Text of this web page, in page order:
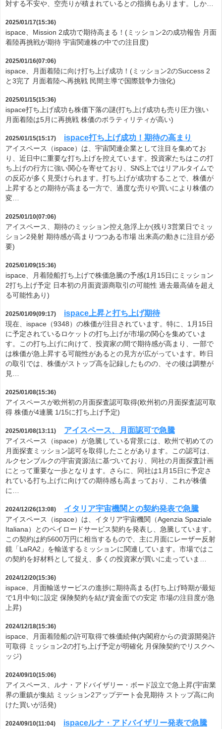
対する不安や、空売りが積まれているとの指摘もあります。しか…
2025/01/17(15:36)
ispace、Mission 2成功で期待高まる！(ミッション2の成功報告 月面
着陸再挑戦が期待 宇宙関連株の中での注目度)
2025/01/16(07:06)
ispace、月面着陸に向け打ち上げ成功！(ミッション2のSuccess 2
と3完了 月面着陸へ再挑戦 民間主導で国際競争力強化)
2025/01/15(15:36)
ispace打ち上げ成功も株価下落の謎(打ち上げ成功も売り圧力強い
月面着陸は5月に再挑戦 株価のボラティリティが高い)
2025/01/15(15:17) ispace打ち上げ成功！期待の高まり
アイスペース（ispace）は、宇宙関連企業として注目を集めてお
り、近日中に重要な打ち上げを控えています。投資家たちはこの打
ち上げの行方に強い関心を寄せており、SNS上ではリアルタイムで
の反応が多く見受けられます。打ち上げが成功することで、株価が
上昇するとの期待が高まる一方で、過度な売りや買いにより株価の
変…
2025/01/10(07:06)
アイスペース、期待のミッション控え急浮上か(残り3営業日でミッ
ション2発射 期待感が高まりつつある市場 出来高の動きに注目が必
要)
2025/01/09(15:36)
ispace、月着陸船打ち上げで株価急騰の予感(1月15日にミッション
2打ち上げ予定 日本初の月面資源商取引の可能性 過去最高値を超え
る可能性あり)
2025/01/09(09:17) ispace上昇と打ち上げ期待
現在、ispace（9348）の株価が注目されています。特に、1月15日
に予定されているロケットの打ち上げが市場の関心を集めていま
す。この打ち上げに向けて、投資家の間で期待感が高まり、一部で
は株価が急上昇する可能性があるとの見方が広がっています。昨日
の取引では、株価がストップ高を記録したものの、その後は調整が
見…
2025/01/08(15:36)
アイスペースが欧州初の月面探査認可取得(欧州初の月面探査認可取
得 株価が4連騰 1/15に打ち上げ予定)
2025/01/08(13:11) アイスペース、月面認可で急騰
アイスペース（ispace）が急騰している背景には、欧州で初めての
月面探査ミッション認可を取得したことがあります。この認可は、
ルクセンブルクの宇宙資源法に基づいており、同社の月面探査計画
にとって重要な一歩となります。さらに、同社は1月15日に予定さ
れている打ち上げに向けての期待感も高まっており、これが株価
に…
2024/12/26(13:08) イタリア宇宙機関との契約発表で急騰
アイスペース（ispace）は、イタリア宇宙機関（Agenzia Spaziale
Italiana）とのペイロードサービス契約を発表し、急騰しています。
この契約は約5600万円に相当するもので、主に月面にレーザー反射
鏡「LaRA2」を輸送するミッションに関連しています。市場ではこ
の契約を好材料として捉え、多くの投資家が買いに走っていま…
2024/12/20(15:36)
ispace、月面輸送サービスの進捗に期待高まる(打ち上げ時期が最短
で1月中旬に設定 保険契約を結び資金面での安定 市場の注目度が急
上昇)
2024/12/18(15:36)
ispace、月面着陸船の許可取得で株価続伸(内閣府からの資源開発許
可取得 ミッション2の打ち上げ予定が明確化 月保険契約でリスクヘ
ッジ)
2024/09/10(15:06)
アイスペース、ルナ・アドバイザリー・ボード設立で急上昇(宇宙業
界の重鎮が集結 ミッション2アップデート会見期待 ストップ高に向
けた買いが活発)
2024/09/10(11:04) ispaceルナ・アドバイザリー発表で急騰